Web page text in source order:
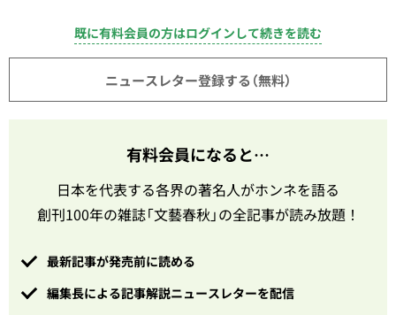
既に有料会員の方はログインして続きを読む
ニュースレター登録する（無料）
有料会員になると…
日本を代表する各界の著名人がホンネを語る
創刊100年の雑誌「文藝春秋」の全記事が読み放題！
最新記事が発売前に読める
編集長による記事解説ニュースレターを配信